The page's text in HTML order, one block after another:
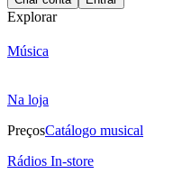
Explorar
Música
Na loja
PreçosCatálogo musical
Rádios In-store